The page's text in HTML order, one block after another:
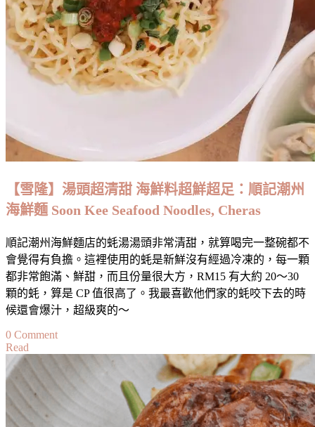
的
美
味：
The
Taste
of
Pento’s
【雪隆】湯頭超清甜 海鮮料超鮮超足：順記潮州
海鮮麵 Soon Kee Seafood Noodles, Cheras
順記潮州海鮮麵店的蚝湯湯頭非常清甜，就算喝完一整碗都不
會覺得有負擔。這裡使用的蚝是新鮮沒有經過冷凍的，每一顆
都非常飽滿、鮮甜，而且份量很大方，RM15 有大約 20～30
顆的蚝，算是 CP 值很高了。我最喜歡他們家的蚝咬下去的時
候還會爆汁，超級爽的～
0 Commenton
Read